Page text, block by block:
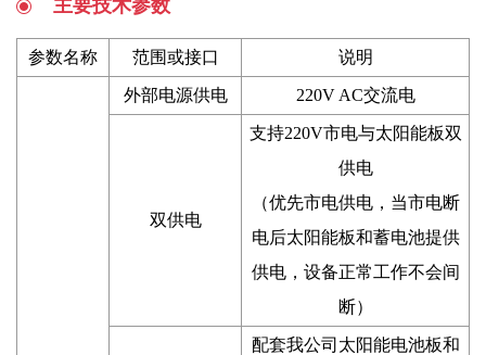
主要技术参数
参数名称 范围或接口 说明
外部电源供电 220V AC交流电
双供电
支持220V市电与太阳能板双
供电
（优先市电供电，当市电断
电后太阳能板和蓄电池提供
供电，设备正常工作不会间
断）
配套我公司太阳能电池板和